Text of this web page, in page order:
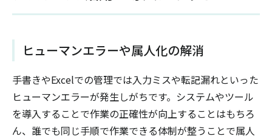
ヒューマンエラーや属人化の解消
手書きやExcelでの管理では入力ミスや転記漏れといった
ヒューマンエラーが発生しがちです。システムやツール
を導入することで作業の正確性が向上することはもちろ
ん、誰でも同じ手順で作業できる体制が整うことで属人